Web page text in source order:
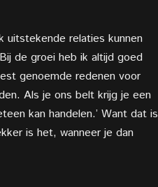
uitstekende relaties kunnen
de groei heb ik altijd goed
genoemde redenen voor
Als je ons belt krijg je een
kan handelen.’ Want dat is
is het, wanneer je dan